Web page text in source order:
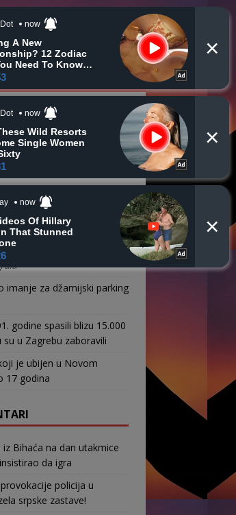
prije smrti pisala sinu:
joj moje ime
sata ispred pošte u
imanje za džamijski parking
godine spasili blizu 15.000
su u Zagrebu zaboravili
je ubijen u Novom
17 godina
iz Bihaća na dan utakmice
da igra
policija u
srpske zastave!